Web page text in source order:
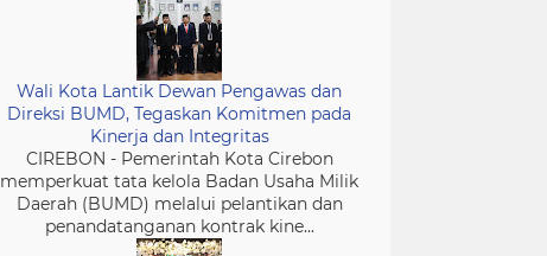
Wali Kota Lantik Dewan Pengawas dan
Direksi BUMD, Tegaskan Komitmen pada
Kinerja dan Integritas
CIREBON - Pemerintah Kota Cirebon
memperkuat tata kelola Badan Usaha Milik
Daerah (BUMD) melalui pelantikan dan
penandatanganan kontrak kine...